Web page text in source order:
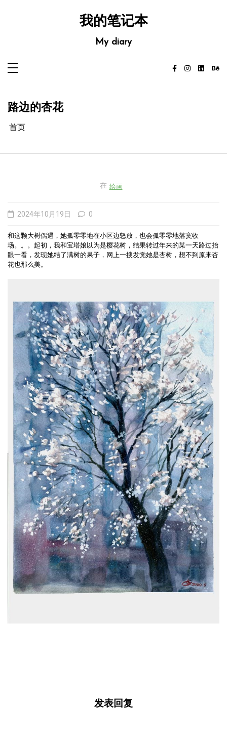
我的笔记本
My diary
路边的杏花
首页
在 绘画
2024年10月19日 0
和这颗大树偶遇，她孤零零地在小区边怒放，也会孤零零地落寞收
场。。。起初，我和宝塔娘以为是樱花树，结果转过年来的某一天路过抬
眼一看，发现她结了满树的果子，网上一搜发觉她是杏树，想不到原来杏
花也那么美。
发表回复